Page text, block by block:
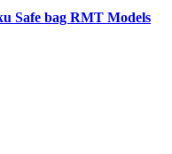
Safe bag RMT Models